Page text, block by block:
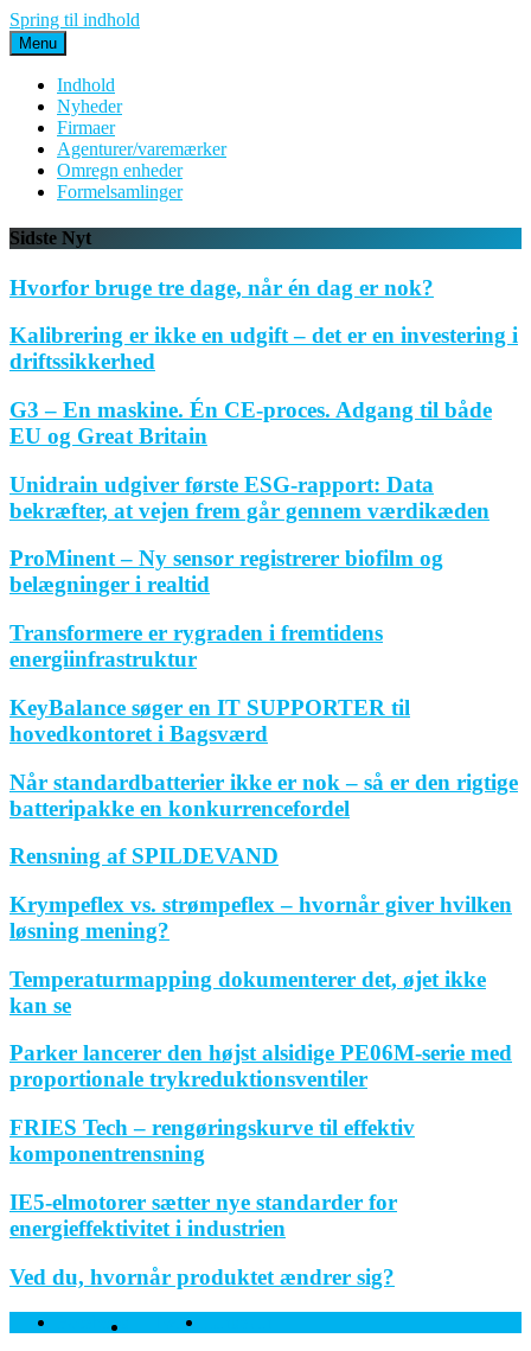
Spring til indhold
Menu
Indhold
Nyheder
Firmaer
Agenturer/varemærker
Omregn enheder
Formelsamlinger
Sidste Nyt
Hvorfor bruge tre dage, når én dag er nok?
Kalibrering er ikke en udgift – det er en investering i
driftssikkerhed
G3 – En maskine. Én CE-proces. Adgang til både
EU og Great Britain
Unidrain udgiver første ESG-rapport: Data
bekræfter, at vejen frem går gennem værdikæden
ProMinent – Ny sensor registrerer biofilm og
belægninger i realtid
Transformere er rygraden i fremtidens
energiinfrastruktur
KeyBalance søger en IT SUPPORTER til
hovedkontoret i Bagsværd
Når standardbatterier ikke er nok – så er den rigtige
batteripakke en konkurrencefordel
Rensning af SPILDEVAND
Krympeflex vs. strømpeflex – hvornår giver hvilken
løsning mening?
Temperaturmapping dokumenterer det, øjet ikke
kan se
Parker lancerer den højst alsidige PE06M-serie med
proportionale trykreduktionsventiler
FRIES Tech – rengøringskurve til effektiv
komponentrensning
IE5-elmotorer sætter nye standarder for
energieffektivitet i industrien
Ved du, hvornår produktet ændrer sig?
Facebook Twitter